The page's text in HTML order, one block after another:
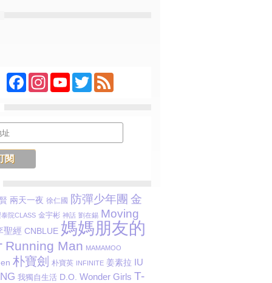
FacebookInstagramYouTubeTwitterFeed
兩天一夜 徐仁國 防彈少年團 金
院CLASS 金宇彬 神話 劉在錫 Moving
聖經 CNBLUE 媽媽朋友的
Running Man MAMAMOO
朴寶劍 朴寶英 INFINITE 姜素拉 IU
我獨自生活 D.O. Wonder Girls T-